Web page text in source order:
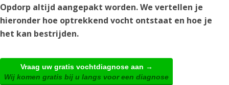
Opdorp altijd aangepakt worden. We vertellen je
hieronder hoe optrekkend vocht ontstaat en hoe je
het kan bestrijden.
Vraag uw gratis vochtdiagnose aan →
Wij komen gratis bij u langs voor een diagnose